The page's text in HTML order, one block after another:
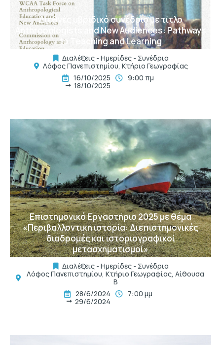
Διεθνές υβριδικό συνέδριο με τίτλο
Anthropologists and New Audiences: Pathways
to Teaching and Learning
Διαλέξεις - Ημερίδες - Συνέδρια
Λόφος Πανεπιστημίου, Κτήριο Γεωγραφίας
16/10/2025
18/10/2025
9:00 πμ
t
Επιστημονικό Εργαστήριο 2025 με θέμα
«Περιβαλλοντική ιστορία: Διεπιστημονικές
διαδρομές και ιστοριογραφικοί
μετασχηματισμοί»
Διαλέξεις - Ημερίδες - Συνέδρια
Λόφος Πανεπιστημίου, Κτήριο Γεωγραφίας, Αίθουσα
B
28/6/2024
29/6/2024
7:00 μμ